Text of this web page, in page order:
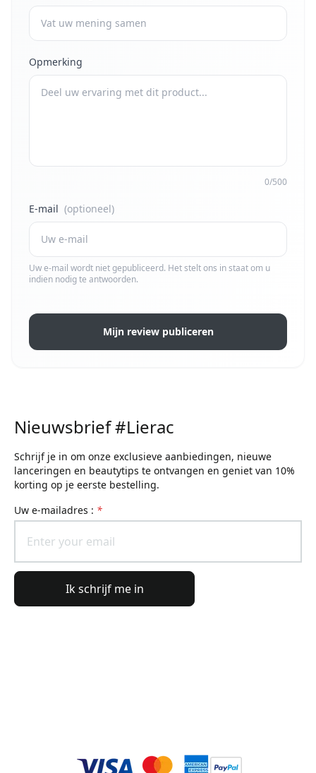
Opmerking
0/500
E-mail (optioneel)
Uw e-mail wordt niet gepubliceerd. Het stelt ons in staat om u
indien nodig te antwoorden.
Mijn review publiceren
Nieuwsbrief #Lierac
Schrijf je in om onze exclusieve aanbiedingen, nieuwe
lanceringen en beautytips te ontvangen en geniet van 10%
korting op je eerste bestelling.
uw e-mailadres : *
Ik schrijf me in